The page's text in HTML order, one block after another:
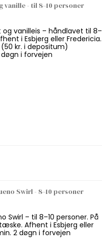
- til 8–10 personer
vanilleis – håndlavet til 8–
i Esbjerg eller Fredericia.
kr. i depositum)
i forvejen
Swirl - 8–10 personer
Swirl – til 8–10 personer. På
Afhent i Esbjerg eller
2 døgn i forvejen